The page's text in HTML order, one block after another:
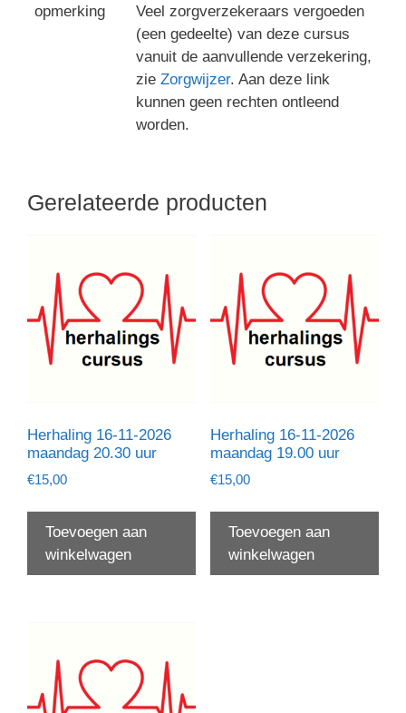
opmerking
Veel zorgverzekeraars vergoeden
(een gedeelte) van deze cursus
vanuit de aanvullende verzekering,
zie Zorgwijzer. Aan deze link
kunnen geen rechten ontleend
worden.
Gerelateerde producten
Herhaling 16-11-2026
maandag 20.30 uur
€15,00
Toevoegen aan
winkelwagen
Herhaling 16-11-2026
maandag 19.00 uur
€15,00
Toevoegen aan
winkelwagen